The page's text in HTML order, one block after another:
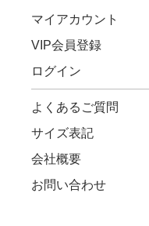
マイアカウント
VIP会員登録
ログイン
よくあるご質問
サイズ表記
会社概要
お問い合わせ